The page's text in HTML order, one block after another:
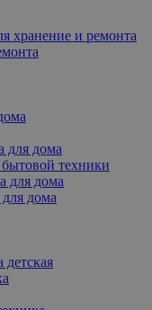
хранение и ремонта
для дома
техники
для дома
дома